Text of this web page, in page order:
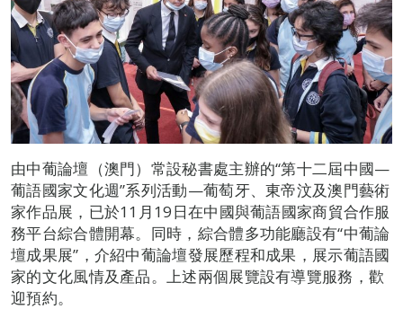
由中葡論壇（澳門）常設秘書處主辦的“第十二屆中國—
葡語國家文化週”系列活動—葡萄牙、東帝汶及澳門藝術
家作品展，已於11月19日在中國與葡語國家商貿合作服
務平台綜合體開幕。同時，綜合體多功能廳設有“中葡論
壇成果展”，介紹中葡論壇發展歷程和成果，展示葡語國
家的文化風情及產品。上述兩個展覽設有導覽服務，歡
迎預約。